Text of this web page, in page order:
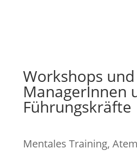
Workshops
ManagerInnen
Führungskräfte
Mentales Training,